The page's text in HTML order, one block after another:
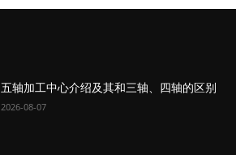
五轴加工中心介绍及其和三轴、四轴的区别
2026-08-07